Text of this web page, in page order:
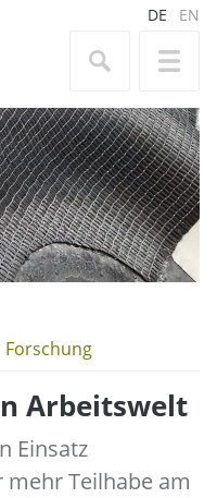
DE EN
Forschung
Arbeitswelt
Einsatz
Teilhabe am